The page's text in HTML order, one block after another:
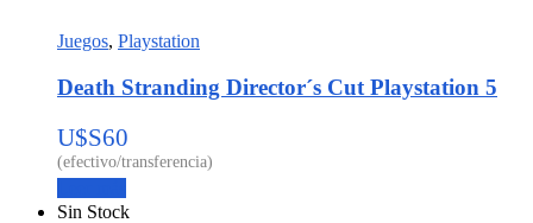
Juegos, Playstation
Death Stranding Director´s Cut Playstation 5
U$S60
Sin Stock